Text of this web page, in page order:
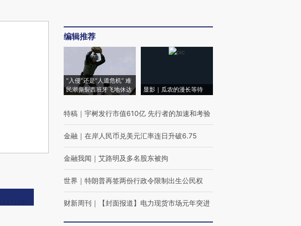
编辑推荐
“入侵”还是“人道危机” 难
民潮撕裂西班牙飞地休达
显影｜瓜农的漫长等待
特稿 ｜ 宇树发行市值610亿 先行者的加速和考验
金融 ｜ 在岸人民币兑美元汇率连日升破6.75
金融我闻 ｜ 艾路明及多名股东被拘
世界 ｜ 特朗普再签两份行政令限制出生公民权
财新周刊 ｜ 【封面报道】电力现货市场元年突进